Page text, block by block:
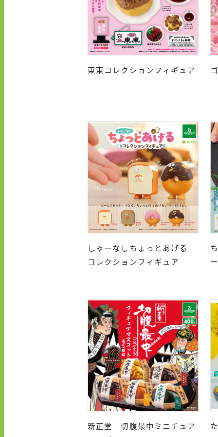
東東コレクションフィギュア
しゃーなしちょっとあげる
コレクションフィギュア
新正堂 切腹最中ミニチュア